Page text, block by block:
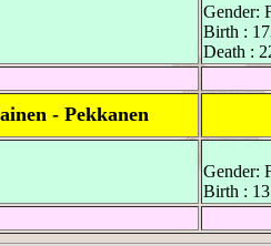
Gender:
Birth :
Death :
- Pekkanen
Gender:
Birth :